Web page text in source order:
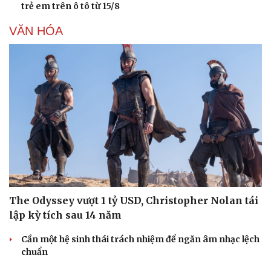
trẻ em trên ô tô từ 15/8
VĂN HÓA
The Odyssey vượt 1 tỷ USD, Christopher Nolan tái
lập kỳ tích sau 14 năm
Cần một hệ sinh thái trách nhiệm để ngăn âm nhạc lệch
chuẩn